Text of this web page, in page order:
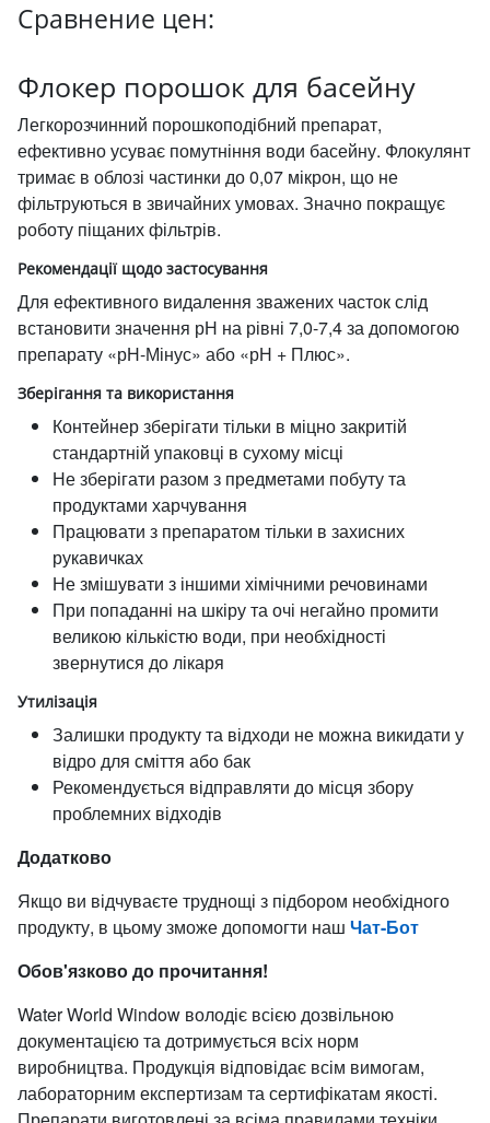
Сравнение цен:
Флокер порошок для басейну
Легкорозчинний порошкоподібний препарат,
ефективно усуває помутніння води басейну. Флокулянт
тримає в облозі частинки до 0,07 мікрон, що не
фільтруються в звичайних умовах. Значно покращує
роботу піщаних фільтрів.
Рекомендації щодо застосування
Для ефективного видалення зважених часток слід
встановити значення рН на рівні 7,0-7,4 за допомогою
препарату «рН-Мінус» або «рН + Плюс».
Зберігання та використання
Контейнер зберігати тільки в міцно закритій
стандартній упаковці в сухому місці
Не зберігати разом з предметами побуту та
продуктами харчування
Працювати з препаратом тільки в захисних
рукавичках
Не змішувати з іншими хімічними речовинами
При попаданні на шкіру та очі негайно промити
великою кількістю води, при необхідності
звернутися до лікаря
Утилізація
Залишки продукту та відходи не можна викидати у
відро для сміття або бак
Рекомендується відправляти до місця збору
проблемних відходів
Додатково
Якщо ви відчуваєте труднощі з підбором необхідного
продукту, в цьому зможе допомогти наш Чат-Бот
Обов'язково до прочитання!
Water World Window володіє всією дозвільною
документацією та дотримується всіх норм
виробництва. Продукція відповідає всім вимогам,
лабораторним експертизам та сертифікатам якості.